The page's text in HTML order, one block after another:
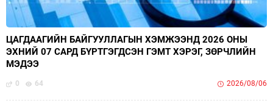
ЦАГДААГИЙН БАЙГУУЛЛАГЫН ХЭМЖЭЭНД 2026 ОНЫ
ЭХНИЙ 07 САРД БҮРТГЭГДСЭН ГЭМТ ХЭРЭГ, ЗӨРЧЛИЙН
МЭДЭЭ
0 64 2026/08/06